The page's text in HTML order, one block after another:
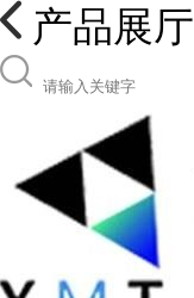
产品展厅